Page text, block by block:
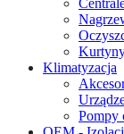
Klimatyzacja
Pompy